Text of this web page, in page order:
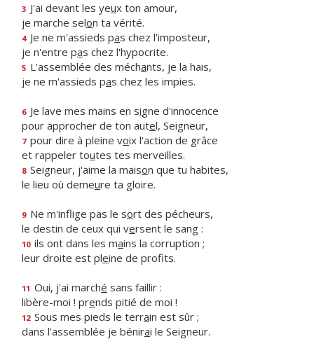
3 J'ai devant les yeux ton amour,
je marche selon ta vérité.
4 Je ne m'assieds pas chez l'imposteur,
je n'entre pas chez l'hypocrite.
5 L'assemblée des méchants, je la hais,
je ne m'assieds pas chez les impies.
6 Je lave mes mains en signe d'innocence
pour approcher de ton autel, Seigneur,
7 pour dire à pleine voix l'action de grâce
et rappeler toutes tes merveilles.
8 Seigneur, j'aime la maison que tu habites,
le lieu où demeure ta gloire.
9 Ne m'inflige pas le sort des pécheurs,
le destin de ceux qui versent le sang :
10 ils ont dans les mains la corruption ;
leur droite est pleine de profits.
11 Oui, j'ai marché sans faillir :
libère-moi ! prends pitié de moi !
12 Sous mes pieds le terrain est sûr ;
dans l'assemblée je bénirai le Seigneur.